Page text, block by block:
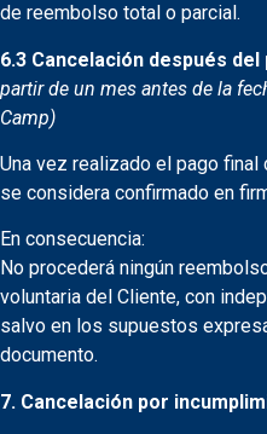
de reembolso total o parcial.
6.3 Cancelación después
partir de un mes antes de la
Camp)
Una vez realizado el pago final
se considera confirmado en
En consecuencia:
No procederá ningún
voluntaria del Cliente, con
salvo en los supuestos
documento.
7. Cancelación por